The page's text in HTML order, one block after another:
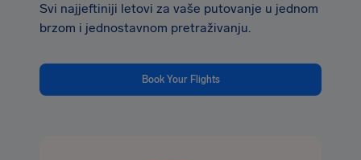
Svi najjeftiniji letovi za vaše putovanje u jednom
brzom i jednostavnom pretraživanju.
Book Your Flights